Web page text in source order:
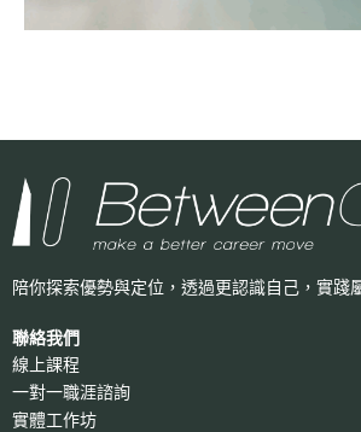
陪你探索優勢與定位，透過更認識自己， 實踐
聯絡我們
線上課程
一對一職涯諮詢
實體工作坊